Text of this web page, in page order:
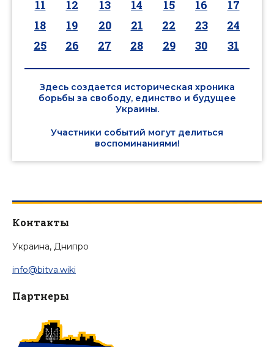
11
12 13 14 15 16
17
18
19 20 21 22 23
24
25
26 27 28 29 30 31
Здесь создается историческая хроника
борьбы за свободу, единство и будущее
Украины.
Участники событий могут делиться
воспоминаниями!
Контакты
Украина, Днипро
info@bitva.wiki
Партнеры